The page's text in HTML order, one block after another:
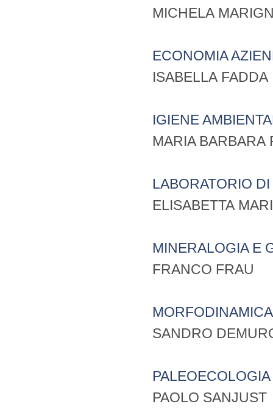
MICHELA
ECONOMIA
ISABELLA FADDA
IGIENE
MARIA BARBARA
LABORATORIO
ELISABETTA
MINERALOGIA E
FRANCO FRAU
SANDRO
PAOLO SANJUST